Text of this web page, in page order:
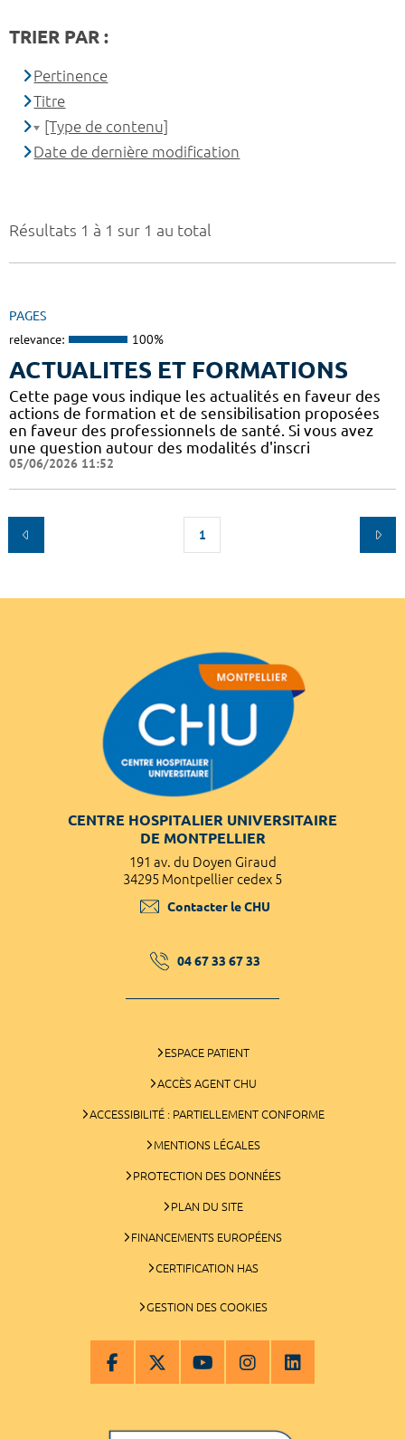
Résultats 1 à 1 sur 1 au total
PAGES
relevance: 100%
ACTUALITES ET FORMATIONS
Cette page vous indique les actualités en faveur des
actions de formation et de sensibilisation proposées
en faveur des professionnels de santé. Si vous avez
une question autour des modalités d'inscri
05/06/2026 11:52
1
TRIER PAR :
Pertinence
Titre
[Type de contenu]
Date de dernière modification
CENTRE HOSPITALIER UNIVERSITAIRE
DE MONTPELLIER
191 av. du Doyen Giraud
34295 Montpellier cedex 5
Contacter le CHU
04 67 33 67 33
ESPACE PATIENT
ACCÈS AGENT CHU
ACCESSIBILITÉ : PARTIELLEMENT CONFORME
MENTIONS LÉGALES
PROTECTION DES DONNÉES
PLAN DU SITE
FINANCEMENTS EUROPÉENS
CERTIFICATION HAS
GESTION DES COOKIES